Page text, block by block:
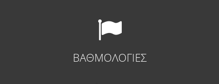
ΒΑΘΜΟΛΟΓΙΕΣ